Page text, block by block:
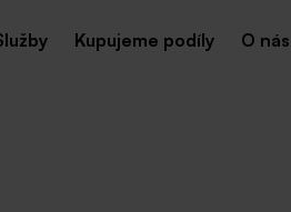
Kupujeme podíly O nás